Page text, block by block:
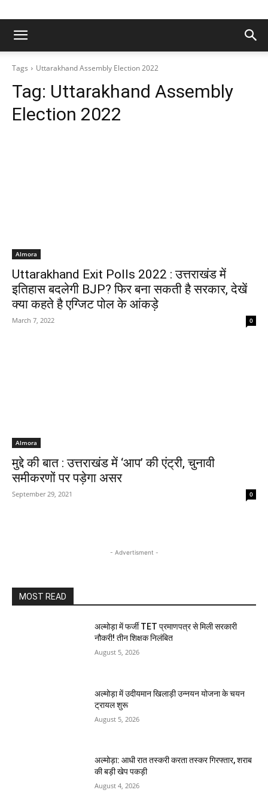
Tags Uttarakhand Assembly Election 2022
Tag: Uttarakhand Assembly
Election 2022
Almora
Uttarakhand Exit Polls 2022 : उत्तराखंड में
इतिहास बदलेगी BJP? फिर बना सकती है सरकार, देखें
क्या कहते है एग्जिट पोल के आंकड़े
March 7, 2022 0
Almora
मुद्दे की बात : उत्तराखंड में ‘आप’ की एंट्री, चुनावी
समीकरणों पर पड़ेगा असर
September 29, 2021 0
- Advertisment -
MOST READ
अल्मोड़ा में फर्जी TET प्रमाणपत्र से मिली सरकारी
नौकरी! तीन शिक्षक निलंबित
August 5, 2026
अल्मोड़ा में उदीयमान खिलाड़ी उन्नयन योजना के चयन
ट्रायल शुरू
August 5, 2026
अल्मोड़ा: आधी रात तस्करी करता तस्कर​ गिरफ्तार, शराब
की बड़ी खेप पकड़ी
August 4, 2026